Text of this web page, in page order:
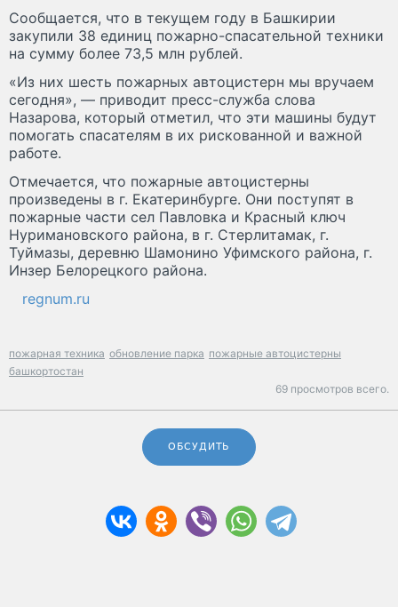
Сообщается, что в текущем году в Башкирии
закупили 38 единиц пожарно-спасательной техники
на сумму более 73,5 млн рублей.
«Из них шесть пожарных автоцистерн мы вручаем
сегодня», — приводит пресс-служба слова
Назарова, который отметил, что эти машины будут
помогать спасателям в их рискованной и важной
работе.
Отмечается, что пожарные автоцистерны
произведены в г. Екатеринбурге. Они поступят в
пожарные части сел Павловка и Красный ключ
Нуримановского района, в г. Стерлитамак, г.
Туймазы, деревню Шамонино Уфимского района, г.
Инзер Белорецкого района.
regnum.ru
пожарная техника обновление парка пожарные автоцистерны
башкортостан
69 просмотров всего.
ОБСУДИТЬ